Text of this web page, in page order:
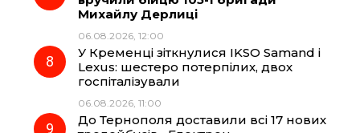
Михайлу Дерлиці
06.08.2026, 12:00
У Кременці зіткнулися IKSO Samand і
Lexus: шестеро потерпілих, двох
госпіталізували
06.08.2026, 11:00
До Тернополя доставили всі 17 нових